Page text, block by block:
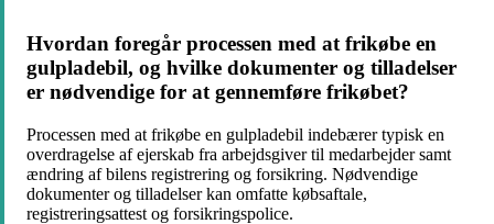
Hvordan foregår processen med at frikøbe en
gulpladebil, og hvilke dokumenter og tilladelser
er nødvendige for at gennemføre frikøbet?
Processen med at frikøbe en gulpladebil indebærer typisk en
overdragelse af ejerskab fra arbejdsgiver til medarbejder samt
ændring af bilens registrering og forsikring. Nødvendige
dokumenter og tilladelser kan omfatte købsaftale,
registreringsattest og forsikringspolice.